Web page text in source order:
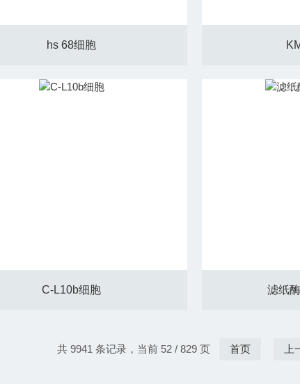
hs 68细胞
C-L10b细胞 滤纸
共 9941 条记录，当前 52 / 829 页 首页